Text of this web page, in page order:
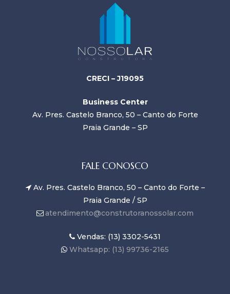
CRECI – J19095
Business Center
Av. Pres. Castelo Branco, 50 – Canto do Forte
Praia Grande – SP
FALE CONOSCO
Av. Pres. Castelo Branco, 50 – Canto do Forte –
Praia Grande / SP
atendimento@construtoranossolar.com
Vendas: (13) 3302-5431
Whatsapp: (13) 99736-2165